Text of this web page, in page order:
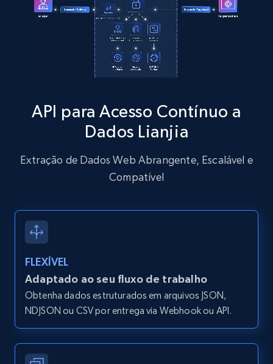
Zillow properties listing information
Zpid, City, State, HomeStatus, Address,
IsListingClaimedByCurrentSignedInUser,
1.3K+ Comece grátis
type and status
Zpid, City, State, HomeStatus, Address,
IsListingClaimedByCurrentSignedInUser,
IsCurrentSignedInAgentResponsible, Bedrooms,
and more.
12K+ 1.3K+ Comece grátis
API para Acesso Contínuo a
Dados Lianjia
Extração de Dados Web Abrangente, Escalável e
Compatível
FLEXÍVEL
Adaptado ao seu fluxo de trabalho
Obtenha dados estruturados em arquivos JSON,
NDJSON ou CSV por entrega via Webhook ou API.